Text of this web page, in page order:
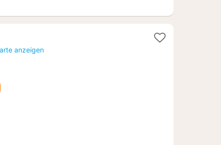
anzeigen